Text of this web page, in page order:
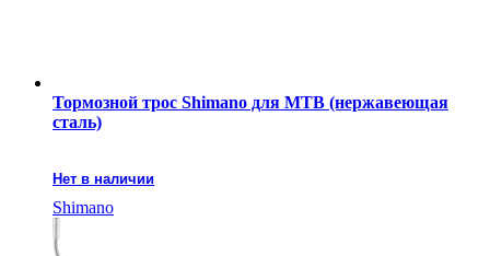
Тормозной трос Shimano для MTB (нержавеющая
сталь)
Нет в наличии
Shimano